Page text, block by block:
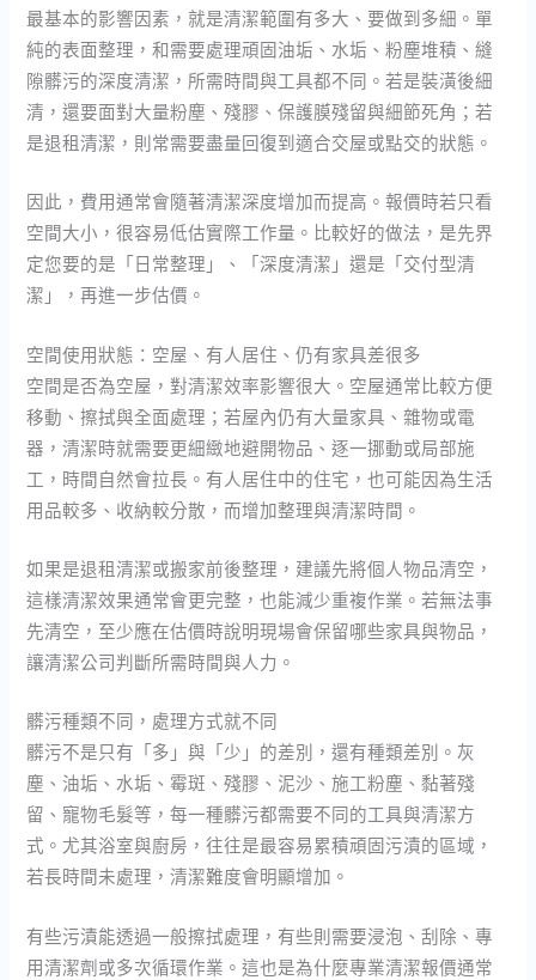
最基本的影響因素，就是清潔範圍有多大、要做到多細。單
純的表面整理，和需要處理頑固油垢、水垢、粉塵堆積、縫
隙髒污的深度清潔，所需時間與工具都不同。若是裝潢後細
清，還要面對大量粉塵、殘膠、保護膜殘留與細節死角；若
是退租清潔，則常需要盡量回復到適合交屋或點交的狀態。
因此，費用通常會隨著清潔深度增加而提高。報價時若只看
空間大小，很容易低估實際工作量。比較好的做法，是先界
定您要的是「日常整理」、「深度清潔」還是「交付型清
潔」，再進一步估價。
空間使用狀態：空屋、有人居住、仍有家具差很多
空間是否為空屋，對清潔效率影響很大。空屋通常比較方便
移動、擦拭與全面處理；若屋內仍有大量家具、雜物或電
器，清潔時就需要更細緻地避開物品、逐一挪動或局部施
工，時間自然會拉長。有人居住中的住宅，也可能因為生活
用品較多、收納較分散，而增加整理與清潔時間。
如果是退租清潔或搬家前後整理，建議先將個人物品清空，
這樣清潔效果通常會更完整，也能減少重複作業。若無法事
先清空，至少應在估價時說明現場會保留哪些家具與物品，
讓清潔公司判斷所需時間與人力。
髒污種類不同，處理方式就不同
髒污不是只有「多」與「少」的差別，還有種類差別。灰
塵、油垢、水垢、霉斑、殘膠、泥沙、施工粉塵、黏著殘
留、寵物毛髮等，每一種髒污都需要不同的工具與清潔方
式。尤其浴室與廚房，往往是最容易累積頑固污漬的區域，
若長時間未處理，清潔難度會明顯增加。
有些污漬能透過一般擦拭處理，有些則需要浸泡、刮除、專
用清潔劑或多次循環作業。這也是為什麼專業清潔報價通常